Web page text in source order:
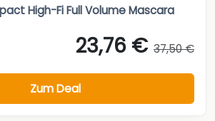
High-Fi Full Volume Mascara
23,76 € 37,50 €
Zum Deal